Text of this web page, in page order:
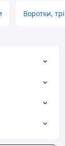
Воротки,